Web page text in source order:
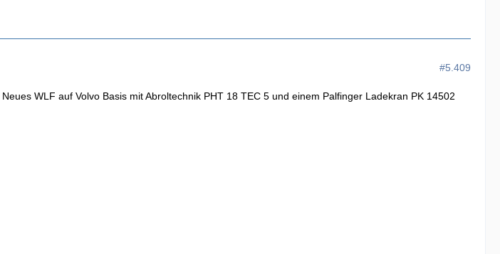
#5.409
WLF auf Volvo Basis mit Abroltechnik PHT 18 TEC 5 und einem Palfinger Ladekran PK 14502